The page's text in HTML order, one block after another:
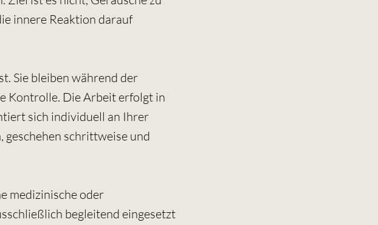
innere Reaktion darauf
Sie bleiben während der
Kontrolle. Die Arbeit erfolgt in
sich individuell an Ihrer
geschehen schrittweise und
medizinische oder
begleitend eingesetzt